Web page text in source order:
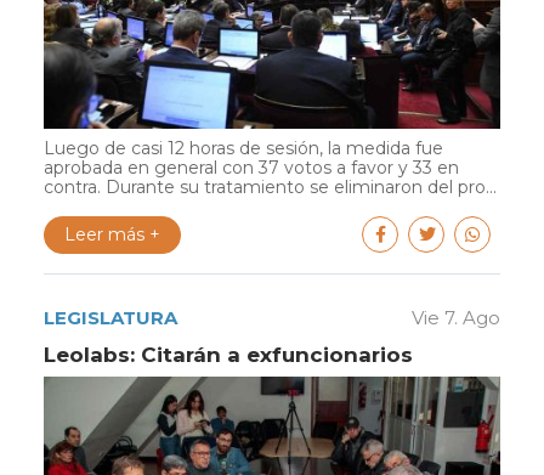
Luego de casi 12 horas de sesión, la medida fue
aprobada en general con 37 votos a favor y 33 en
contra. Durante su tratamiento se eliminaron del pro...
Leer más +
LEGISLATURA Vie 7. Ago
Leolabs: Citarán a exfuncionarios